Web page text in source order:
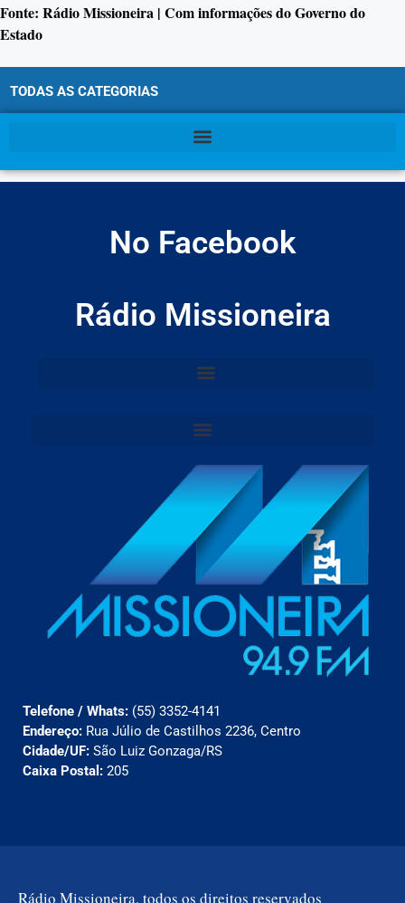
Fonte: Rádio Missioneira | Com informações do Governo do
Estado
TODAS AS CATEGORIAS
No Facebook
Rádio Missioneira
Telefone / Whats: (55) 3352-4141
Endereço: Rua Júlio de Castilhos 2236, Centro
Cidade/UF: São Luiz Gonzaga/RS
Caixa Postal: 205
Rádio Missioneira, todos os direitos reservados